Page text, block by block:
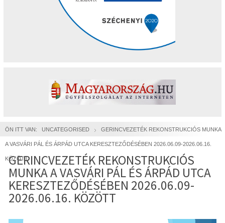
ÖN ITT VAN: UNCATEGORISED GERINCVEZETÉK REKONSTRUKCIÓS MUNKA
A VASVÁRI PÁL ÉS ÁRPÁD UTCA KERESZTEZŐDÉSÉBEN 2026.06.09-2026.06.16.
KÖZÖTT
GERINCVEZETÉK REKONSTRUKCIÓS
MUNKA A VASVÁRI PÁL ÉS ÁRPÁD UTCA
KERESZTEZŐDÉSÉBEN 2026.06.09-
2026.06.16. KÖZÖTT